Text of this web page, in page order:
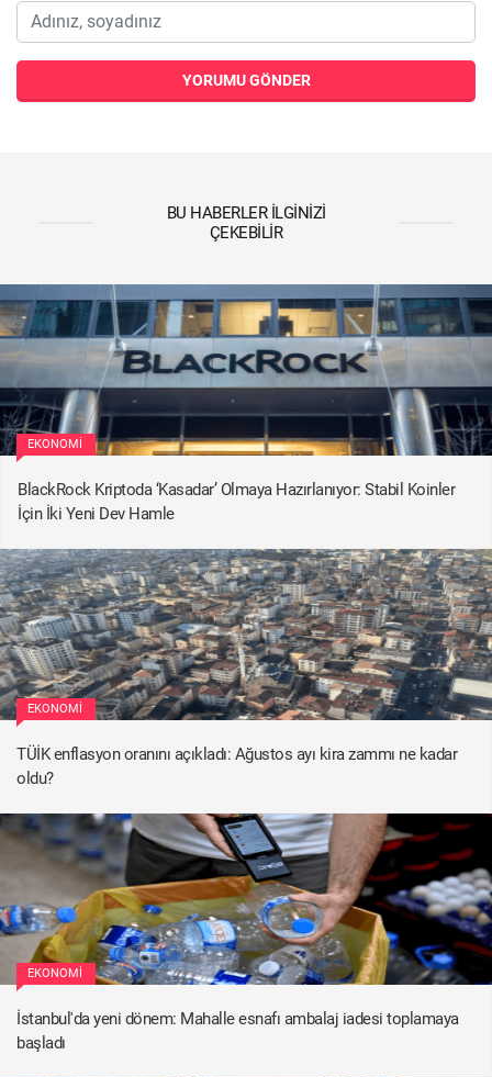
YORUMU GÖNDER
BU HABERLER İLGINIZI
ÇEKEBILIR
EKONOMI
BlackRock Kriptoda ‘Kasadar’ Olmaya Hazırlanıyor: Stabil Koinler
İçin İki Yeni Dev Hamle
EKONOMI
TÜİK enflasyon oranını açıkladı: Ağustos ayı kira zammı ne kadar
oldu?
EKONOMI
İstanbul'da yeni dönem: Mahalle esnafı ambalaj iadesi toplamaya
başladı